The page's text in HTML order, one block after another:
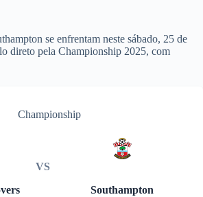
se enfrentam neste sábado, 25 de
direto pela Championship 2025, com
Championship
VS
Southampton